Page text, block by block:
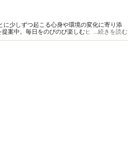
案中。毎日をのびのび楽しむヒントに。
...続きを読む